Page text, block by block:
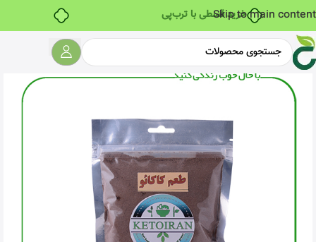
خرید قسطی با ترب‌پیSkip to main content